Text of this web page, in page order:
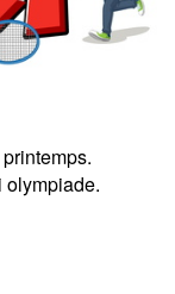
olympiade.